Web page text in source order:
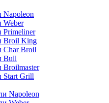
Napoleon
Weber
Primeliner
Broil King
Char Broil
Bull
Broilmaster
Start Grill
Napoleon